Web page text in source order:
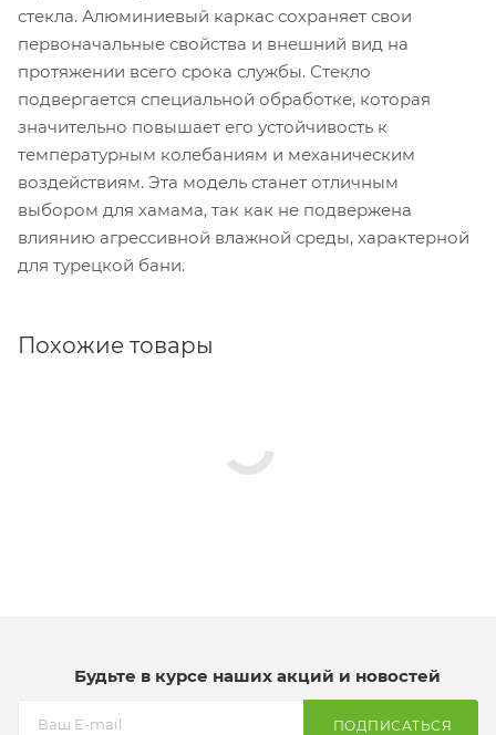
стекла. Алюминиевый каркас сохраняет свои
первоначальные свойства и внешний вид на
протяжении всего срока службы. Стекло
подвергается специальной обработке, которая
значительно повышает его устойчивость к
температурным колебаниям и механическим
воздействиям. Эта модель станет отличным
выбором для хамама, так как не подвержена
влиянию агрессивной влажной среды, характерной
для турецкой бани.
Похожие товары
Будьте в курсе наших акций и новостей
ПОДПИСАТЬСЯ